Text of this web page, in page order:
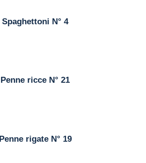
Spaghettoni N° 4
Penne ricce N° 21
Penne rigate N° 19